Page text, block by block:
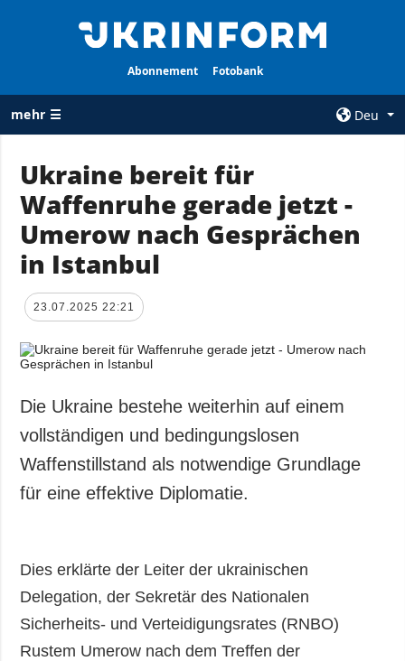
Abonnement Fotobank
mehr ☰
Deu
ALLE
Krieg
Wiederaufbau
der Ukraine
Politik
Wirtschaft
Gesellschaft und
Kultur
Sport
Kriminalität
AGENTUR
Über uns
und zum Schutz
ZUSÄTZLICH
Veröffentlichungen
Interview
LEISTUNGEN
Abonnement
Fotobank
Ukraine bereit für
Waffenruhe gerade jetzt -
Umerow nach Gesprächen
in Istanbul
23.07.2025 22:21
Die Ukraine bestehe weiterhin auf einem
vollständigen und bedingungslosen
Waffenstillstand als notwendige Grundlage
für eine effektive Diplomatie.
Dies erklärte der Leiter der ukrainischen
Delegation, der Sekretär des Nationalen
Sicherheits- und Verteidigungsrates (RNBO)
Rustem Umerow nach dem Treffen der